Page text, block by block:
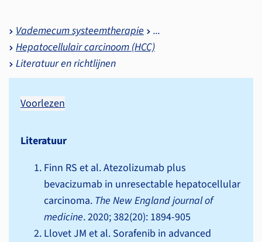
Vademecum systeemtherapie
Hepatocellulair carcinoom (HCC)
Literatuur en richtlijnen
Voorlezen
Literatuur
Finn RS et al. Atezolizumab plus
bevacizumab in unresectable hepatocellular
carcinoma. The New England journal of
medicine. 2020; 382(20): 1894-905
Llovet JM et al. Sorafenib in advanced